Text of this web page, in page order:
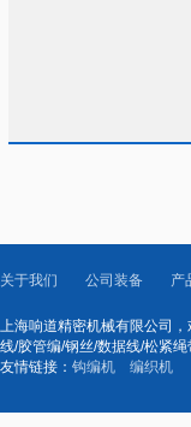
关于我们 公司装备 产
上海响道精密机械有限公司
线/胶管编/钢丝/数据线/松紧
友情链接： 钩编机 编织机